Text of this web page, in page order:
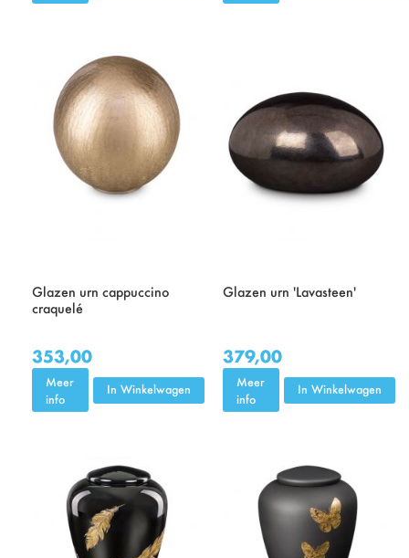
Glazen urn cappuccino
craquelé
353,00
Meer
info
In Winkelwagen
Glazen urn 'Lavasteen'
379,00
Meer
info
In Winkelwagen